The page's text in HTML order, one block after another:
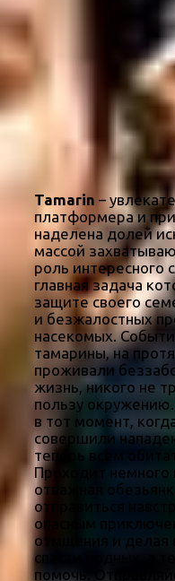
Tamarin –
платформера и
наделена долей
массой
роль интересного
главная задача
защите своего
и безжалостных
насекомых.
тамарины, на
проживали
жизнь, никого не
пользу
в тот момент,
совершили
теперь всем
Проходит немного
отважная
отправиться
опасным
отмщения и делая
спасти родных, а
помочь.